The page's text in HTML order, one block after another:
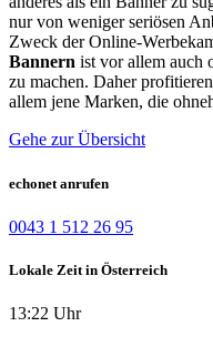
nur von weniger seriösen
Zweck der Online-
Bannern ist vor allem auch
zu machen. Daher
allem jene Marken, die
Gehe zur Übersicht
echonet anrufen
0043 1 512 26 95
Lokale Zeit in Österreich
13:22 Uhr